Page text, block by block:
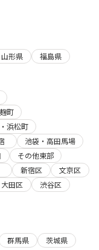
山形県
福島県
町
浜松町
池袋・高田馬場
その他東部
新宿区
文京区
大田区
渋谷区
群馬県
茨城県